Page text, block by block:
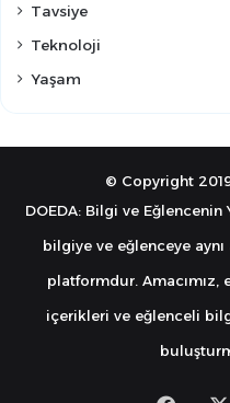
Tavsiye
Teknoloji
Yaşam
© Copyright
DOEDA: Bilgi ve Eğlencenin
bilgiye ve eğlenceye
platformdur.
içerikleri ve eğlenceli